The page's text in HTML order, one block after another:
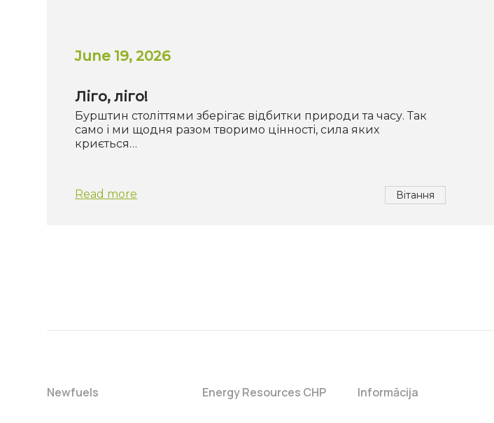
June 19, 2026
Ліго, ліго!
Бурштин століттями зберігає відбитки природи та часу. Так
само і ми щодня разом творимо цінності, сила яких
криється…
Read more Вітання
Newfuels Energy Resources CHP Informācija